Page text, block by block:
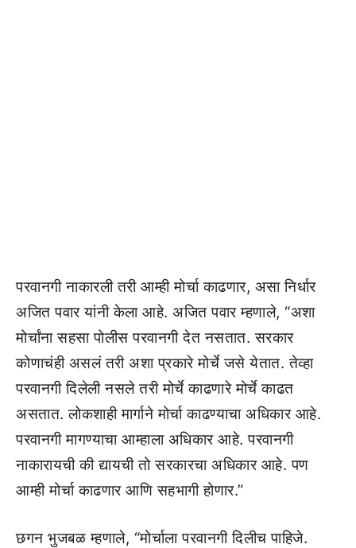
परवानगी नाकारली तरी आम्ही मोर्चा काढणार, असा निर्धार
अजित पवार यांनी केला आहे. अजित पवार म्हणाले, “अशा
मोर्चांना सहसा पोलीस परवानगी देत नसतात. सरकार
कोणाचंही असलं तरी अशा प्रकारे मोर्चे जसे येतात. तेव्हा
परवानगी दिलेली नसले तरी मोर्चे काढणारे मोर्चे काढत
असतात. लोकशाही मार्गाने मोर्चा काढण्याचा अधिकार आहे.
परवानगी मागण्याचा आम्हाला अधिकार आहे. परवानगी
नाकारायची की द्यायची तो सरकारचा अधिकार आहे. पण
आम्ही मोर्चा काढणार आणि सहभागी होणार.”
छगन भुजबळ म्हणाले, “मोर्चाला परवानगी दिलीच पाहिजे.